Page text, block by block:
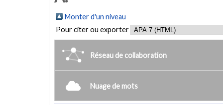
Monter d'un niveau
Pour citer ou exporter
Réseau de collaboration
Nuage de mots